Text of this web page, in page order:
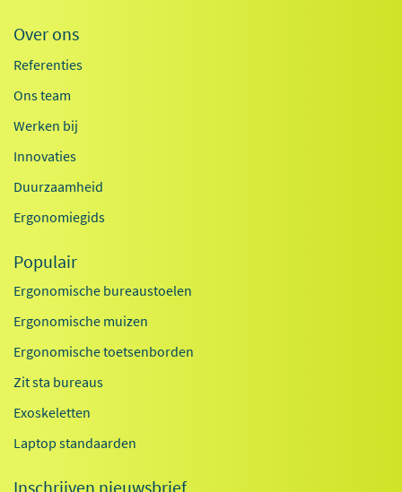
Over ons
Referenties
Ons team
Werken bij
Innovaties
Duurzaamheid
Ergonomiegids
Populair
Ergonomische bureaustoelen
Ergonomische muizen
Ergonomische toetsenborden
Zit sta bureaus
Exoskeletten
Laptop standaarden
Inschrijven nieuwsbrief